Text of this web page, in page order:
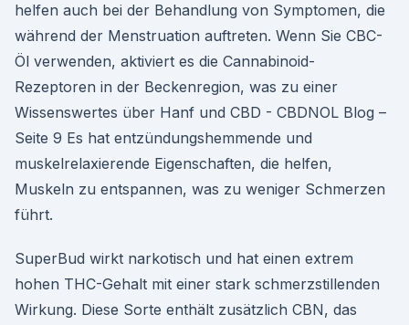
helfen auch bei der Behandlung von Symptomen, die
während der Menstruation auftreten. Wenn Sie CBC-
Öl verwenden, aktiviert es die Cannabinoid-
Rezeptoren in der Beckenregion, was zu einer
Wissenswertes über Hanf und CBD - CBDNOL Blog –
Seite 9 Es hat entzündungshemmende und
muskelrelaxierende Eigenschaften, die helfen,
Muskeln zu entspannen, was zu weniger Schmerzen
führt.
SuperBud wirkt narkotisch und hat einen extrem
hohen THC-Gehalt mit einer stark schmerzstillenden
Wirkung. Diese Sorte enthält zusätzlich CBN, das